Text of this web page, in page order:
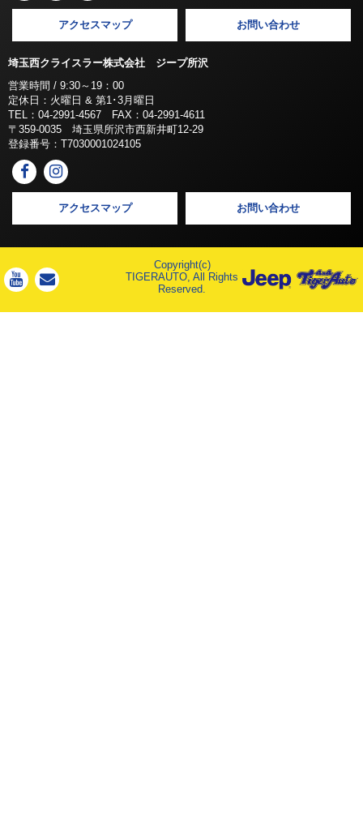
アクセスマップ お問い合わせ
埼玉西クライスラー株式会社 ジープ所沢
営業時間 / 9:30～19：00
定休日：火曜日 & 第1･3月曜日
TEL：04-2991-4567 FAX：04-2991-4611
〒359-0035 埼玉県所沢市西新井町12-29
登録番号：T7030001024105
アクセスマップ お問い合わせ
Copyright(c)
TIGERAUTO, All Rights
Reserved.